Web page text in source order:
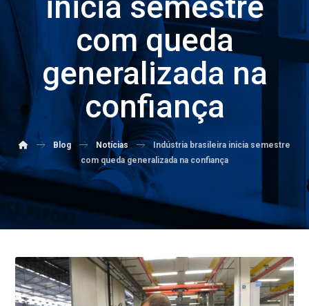
com queda
generalizada na
confiança
Blog Notícias
Indústria brasileira inicia semestre
com queda generalizada na confiança